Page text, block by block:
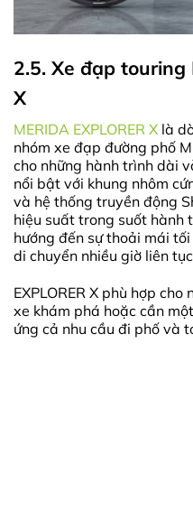
2.5. Xe đạp touring
X
MERIDA EXPLORER X là
nhóm xe đạp đường phố
cho những hành trình dài
nổi bật với khung nhôm
và hệ thống truyền động
hiệu suất trong suốt hành
hướng đến sự thoải mái
di chuyển nhiều giờ liên
EXPLORER X phù hợp
xe khám phá hoặc cần
ứng cả nhu cầu đi phố và